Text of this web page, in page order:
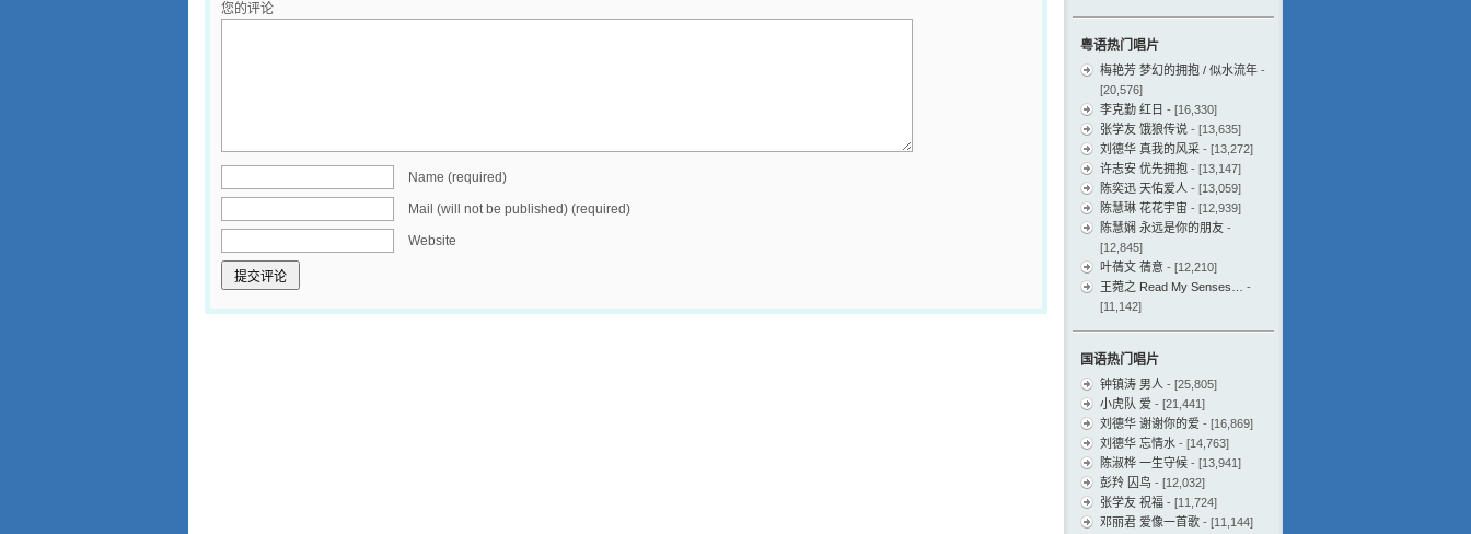
您的评论
Name (required)
Mail (will not be published) (required)
Website
粤语热门唱片
梅艳芳 梦幻的拥抱 / 似水流年 -
[20,576]
李克勤 红日 - [16,330]
张学友 饿狼传说 - [13,635]
刘德华 真我的风采 - [13,272]
许志安 优先拥抱 - [13,147]
陈奕迅 天佑爱人 - [13,059]
陈慧琳 花花宇宙 - [12,939]
陈慧娴 永远是你的朋友 -
[12,845]
叶蒨文 蒨意 - [12,210]
王菀之 Read My Senses…
-
[11,142]
国语热门唱片
钟镇涛 男人 - [25,805]
小虎队 爱 - [21,441]
刘德华 谢谢你的爱 - [16,869]
刘德华 忘情水 - [14,763]
陈淑桦 一生守候 - [13,941]
彭羚 囚鸟 - [12,032]
张学友 祝福 - [11,724]
邓丽君 爱像一首歌 - [11,144]